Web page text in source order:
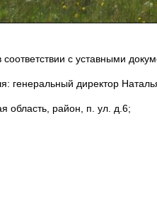
с уставными
генеральный директор
область, район, п. ул. д.6;